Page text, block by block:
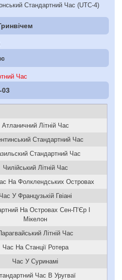
Стандартний Час (UTC-4)
Час
03
Атланичний Літній Час
Стандартний Час
Стандартний Час
Чилійський Літній Час
На Фолклендських Островах
Час У Французькій Гвіані
На Островах Сен-П’Єр І
Мікелон
Літній Час
Час На Станції Ротера
Час У Суринамі
Час В Уругваї